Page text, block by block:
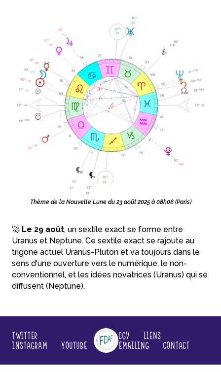
Thème de la Nouvelle Lune du 23 août 2025 à 08h06 (Paris)
🚀 Le 29 août, un sextile exact se forme entre
Uranus et Neptune. Ce sextile exact se rajoute au
trigone actuel Uranus-Pluton et va toujours dans le
sens d'une ouverture vers le numérique, le non-
conventionnel, et les idées novatrices (Uranus) qui se
diffusent (Neptune).
Twitter
Instagram
YouTube
CGV
Liens
Emailing
Contact